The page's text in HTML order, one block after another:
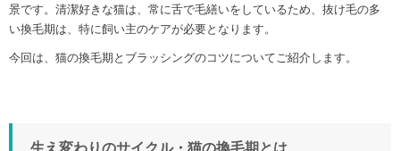
景です。清潔好きな猫は、常に舌で毛繕いをしているため、抜け毛の多
い換毛期は、特に飼い主のケアが必要となります。
今回は、猫の換毛期とブラッシングのコツについてご紹介します。